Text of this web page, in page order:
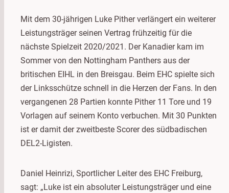
Mit dem 30-jährigen Luke Pither verlängert ein weiterer
Leistungsträger seinen Vertrag frühzeitig für die
nächste Spielzeit 2020/2021. Der Kanadier kam im
Sommer von den Nottingham Panthers aus der
britischen EIHL in den Breisgau. Beim EHC spielte sich
der Linksschütze schnell in die Herzen der Fans. In den
vergangenen 28 Partien konnte Pither 11 Tore und 19
Vorlagen auf seinem Konto verbuchen. Mit 30 Punkten
ist er damit der zweitbeste Scorer des südbadischen
DEL2-Ligisten.
Daniel Heinrizi, Sportlicher Leiter des EHC Freiburg,
sagt: „Luke ist ein absoluter Leistungsträger und eine